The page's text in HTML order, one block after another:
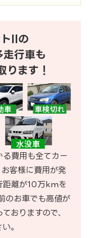
IIの
走行車も
ります！
る費用も全てカー
客様に費用が発
距離が10万kmを
のお車でも高値が
おりますので、
。